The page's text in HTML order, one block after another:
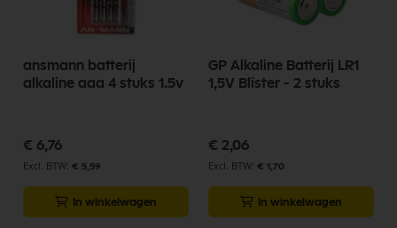
ansmann batterij
alkaline aaa 4 stuks 1.5v
€ 6,76
€ 5,59
In winkelwagen
GP Alkaline Batterij LR1
1,5V Blister - 2 stuks
€ 2,06
€ 1,70
In winkelwagen